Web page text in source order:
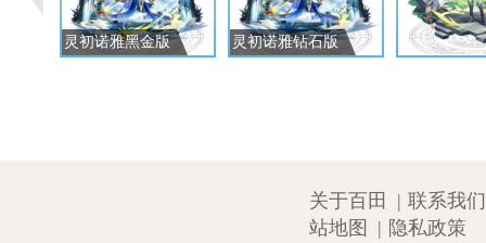
灵初诺雅黑金版 灵初诺雅钻石版
关于百田 | 联系我们
站地图
| 隐私政策